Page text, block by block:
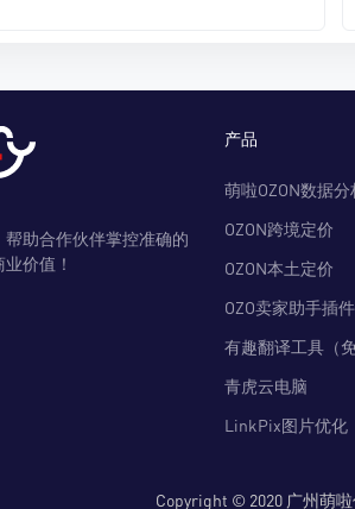
助合作伙伴掌控准确的
价值！
产品
萌啦OZON数据分
OZON跨境定价
OZON本土定价
OZO卖家助手插件
有趣翻译工具（
青虎云电脑
LinkPix图片优化
Copyright © 2020 广州萌